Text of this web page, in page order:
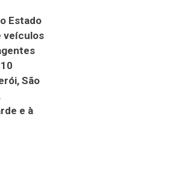
Estado
veículos
São
e à